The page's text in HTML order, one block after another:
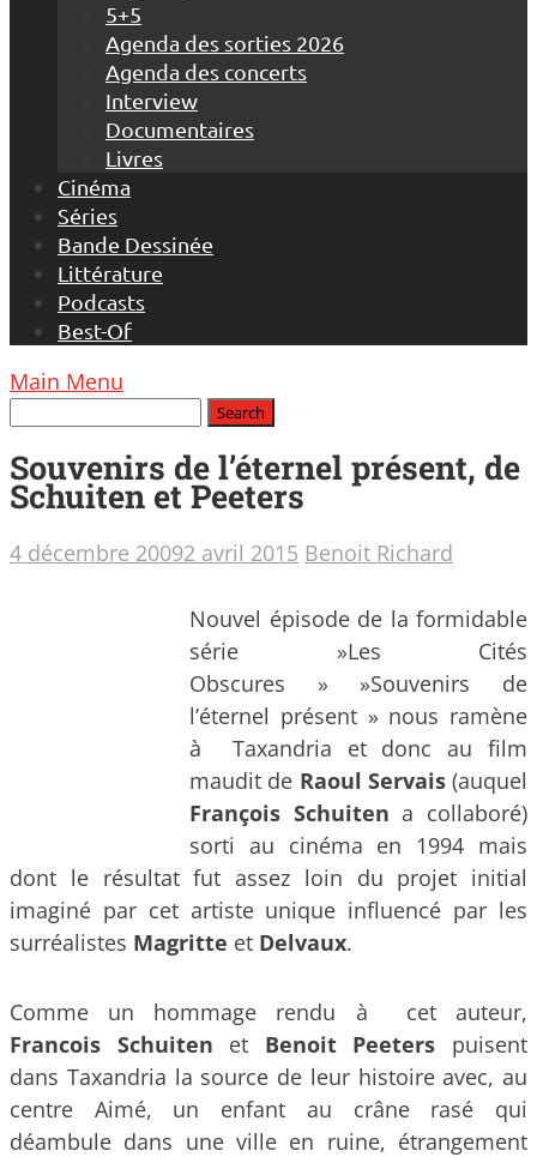
5+5
Agenda des sorties 2026
Agenda des concerts
Interview
Documentaires
Livres
Cinéma
Séries
Bande Dessinée
Littérature
Podcasts
Best-Of
Main Menu
Souvenirs de l’éternel présent, de
Schuiten et Peeters
4 décembre 20092 avril 2015 Benoit Richard
Nouvel épisode de la formidable
série »Les Cités
Obscures » »Souvenirs de
l’éternel présent » nous ramène
à Taxandria et donc au film
maudit de Raoul Servais(auquel
François Schuiten a collaboré)
sorti au cinéma en 1994 mais
dont le résultat fut assez loin du projet initial
imaginé par cet artiste unique influencé par les
surréalistes Magritte et Delvaux.
Comme un hommage rendu à cet auteur,
Francois Schuiten et Benoit Peeters puisent
dans Taxandria la source de leur histoire avec, au
centre Aimé, un enfant au crâne rasé qui
déambule dans une ville en ruine, étrangement